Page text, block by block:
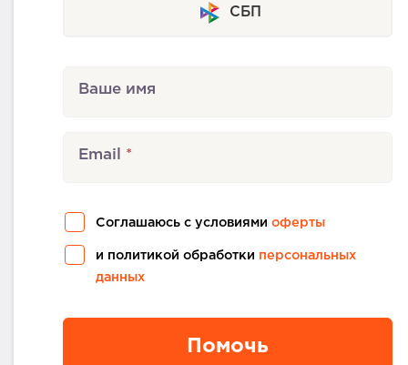
СБП
Ваше имя
Email
Соглашаюсь с условиями оферты
и политикой обработки персональных
данных
Помочь